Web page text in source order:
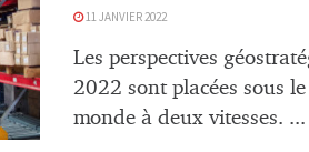
11 JANVIER 2022
Les perspectives
2022 sont placées sous le
monde à deux vitesses. ...